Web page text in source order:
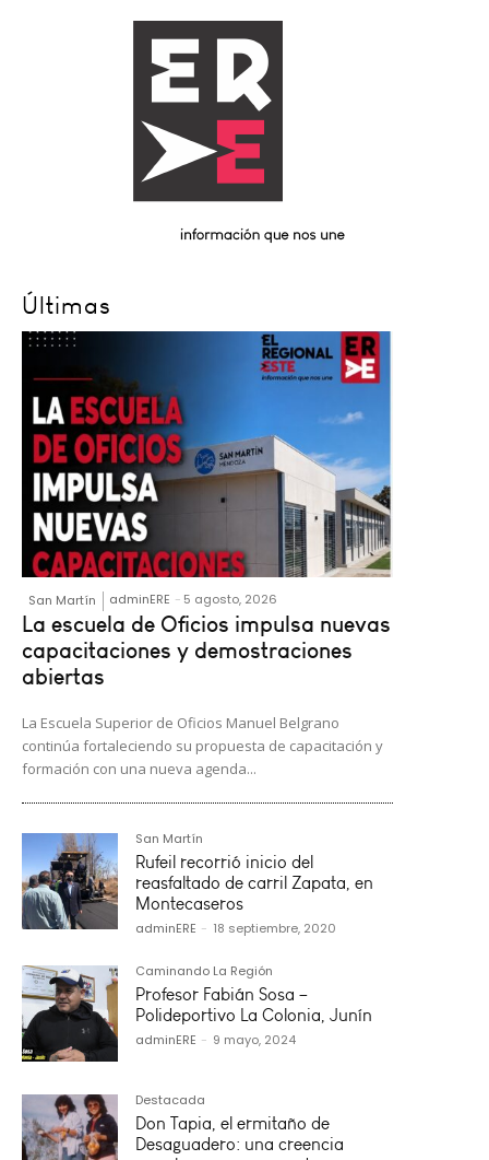
Últimas
San Martín adminERE - 5 agosto, 2026
La escuela de Oficios impulsa nuevas
capacitaciones y demostraciones
abiertas
La Escuela Superior de Oficios Manuel Belgrano
continúa fortaleciendo su propuesta de capacitación y
formación con una nueva agenda...
San Martín
Rufeil recorrió inicio del
reasfaltado de carril Zapata, en
Montecaseros
adminERE - 18 septiembre, 2020
Caminando La Región
Profesor Fabián Sosa –
Polideportivo La Colonia, Junín
adminERE - 9 mayo, 2024
Destacada
Don Tapia, el ermitaño de
Desaguadero: una creencia